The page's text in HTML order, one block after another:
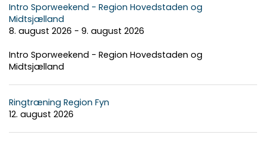
Intro Sporweekend - Region Hovedstaden og
Midtsjælland
8. august 2026 - 9. august 2026
Intro Sporweekend - Region Hovedstaden og
Midtsjælland
Ringtræning Region Fyn
12. august 2026